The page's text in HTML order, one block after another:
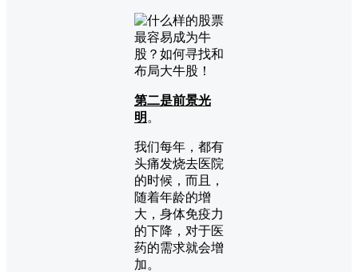
第二是前景光
明 。
我们每年，都有
头痛发烧去医院
的时候，而且，
随着年龄的增
大，身体免疫力
的下降，对于医
药的需求就会增
加。